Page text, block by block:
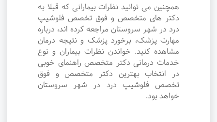
همچنین می توانید نظرات بیمارانی که قبلا به
دکتر های متخصص و فوق تخصص فلوشیپ
درد در شهر سروستان مراجعه کرده اند، درباره
مهارت پزشک، برخورد پزشک و نتیجه درمان
مشاهده کنید. خواندن نظرات بیماران و نوع
خدمات درمانی دکتر متخصص راهنمای خوبی
در انتخاب بهترین دکتر متخصص و فوق
تخصص فلوشیپ درد در شهر سروستان
خواهد بود.